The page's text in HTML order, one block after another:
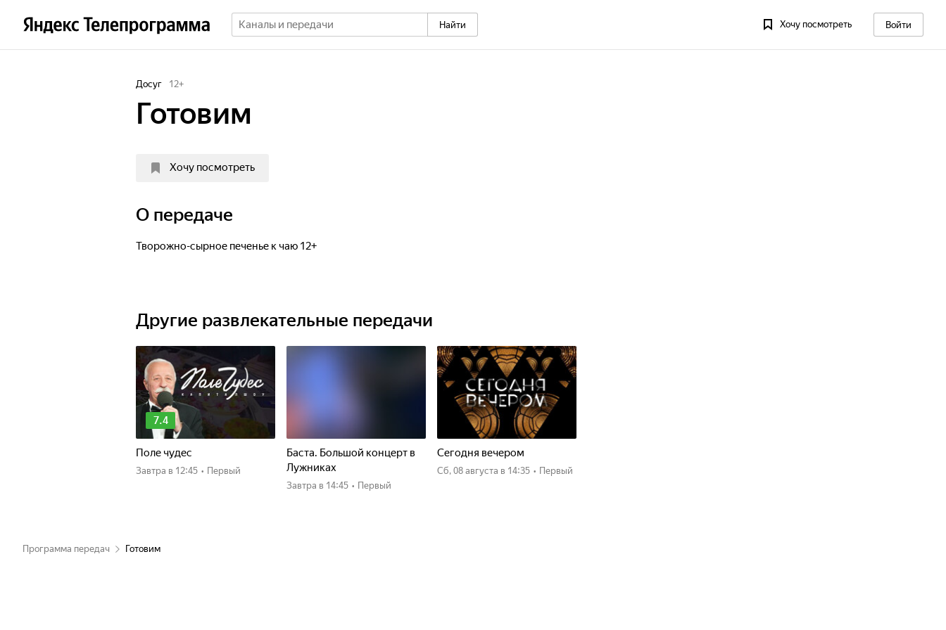
Найти Хочу посмотреть Войти
Досуг 12+
Готовим
Хочу посмотреть
О передаче
Творожно-сырное печенье к чаю 12+
Другие развлекательные передачи
7.4
Поле чудес
Завтра в 12:45 • Первый
Баста. Большой концерт в
Лужниках
Завтра в 14:45 • Первый
Сегодня вечером
сб, 08 августа в 14:35 • Первый
Программа передач Готовим